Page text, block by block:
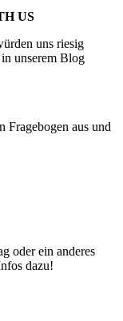
US
uns riesig
unserem Blog
Fragebogen aus und
oder ein anderes
dazu!